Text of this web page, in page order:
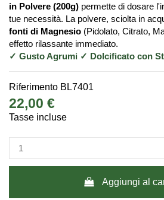
in Polvere (200g) permette di dosare
tue necessità. La polvere, sciolta in
fonti di Magnesio (Pidolato, Citrato,
effetto rilassante immediato.
✓ Gusto Agrumi ✓ Dolcificato con
Riferimento BL7401
22,00 €
Tasse incluse
Aggiungi al